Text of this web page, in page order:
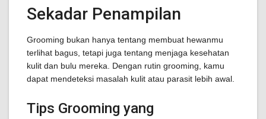
Sekadar Penampilan
Grooming bukan hanya tentang membuat hewanmu
terlihat bagus, tetapi juga tentang menjaga kesehatan
kulit dan bulu mereka. Dengan rutin grooming, kamu
dapat mendeteksi masalah kulit atau parasit lebih awal.
Tips Grooming yang